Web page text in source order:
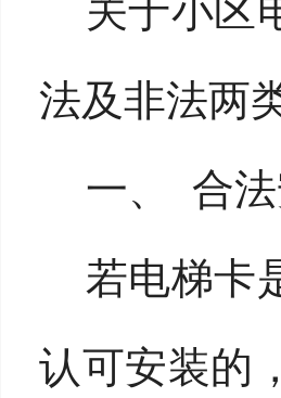
关于小区
法及非法两
一、 合
若电梯卡
认可安装的